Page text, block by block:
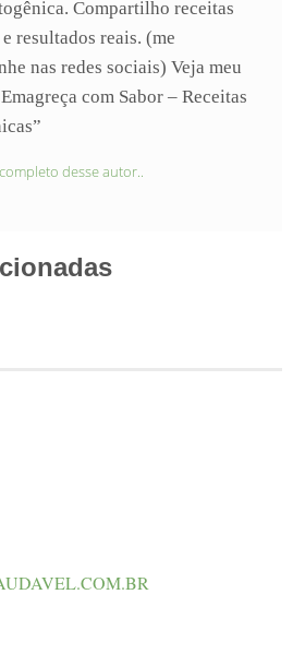
Compartilho receitas
resultados reais. (me
nas redes sociais) Veja meu
com Sabor – Receitas
desse autor..